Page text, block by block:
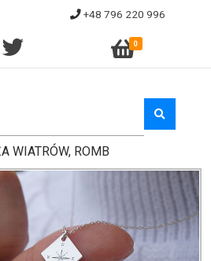
+48 796 220 996
0
WIATRÓW, ROMB